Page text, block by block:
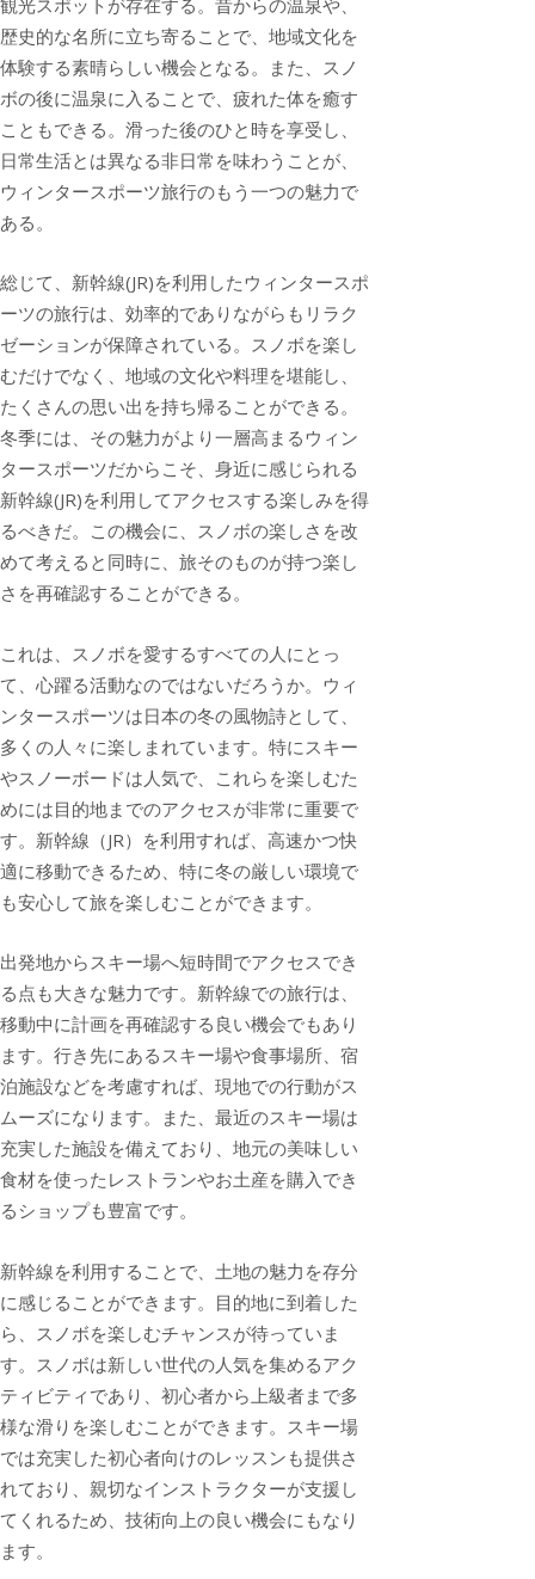
観光スポットが存在する。昔からの温泉や、
歴史的な名所に立ち寄ることで、地域文化を
体験する素晴らしい機会となる。また、スノ
ボの後に温泉に入ることで、疲れた体を癒す
こともできる。滑った後のひと時を享受し、
日常生活とは異なる非日常を味わうことが、
ウィンタースポーツ旅行のもう一つの魅力で
ある。
総じて、新幹線(JR)を利用したウィンタースポ
ーツの旅行は、効率的でありながらもリラク
ゼーションが保障されている。スノボを楽し
むだけでなく、地域の文化や料理を堪能し、
たくさんの思い出を持ち帰ることができる。
冬季には、その魅力がより一層高まるウィン
タースポーツだからこそ、身近に感じられる
新幹線(JR)を利用してアクセスする楽しみを得
るべきだ。この機会に、スノボの楽しさを改
めて考えると同時に、旅そのものが持つ楽し
さを再確認することができる。
これは、スノボを愛するすべての人にとっ
て、心躍る活動なのではないだろうか。ウィ
ンタースポーツは日本の冬の風物詩として、
多くの人々に楽しまれています。特にスキー
やスノーボードは人気で、これらを楽しむた
めには目的地までのアクセスが非常に重要で
す。新幹線（JR）を利用すれば、高速かつ快
適に移動できるため、特に冬の厳しい環境で
も安心して旅を楽しむことができます。
出発地からスキー場へ短時間でアクセスでき
る点も大きな魅力です。新幹線での旅行は、
移動中に計画を再確認する良い機会でもあり
ます。行き先にあるスキー場や食事場所、宿
泊施設などを考慮すれば、現地での行動がス
ムーズになります。また、最近のスキー場は
充実した施設を備えており、地元の美味しい
食材を使ったレストランやお土産を購入でき
るショップも豊富です。
新幹線を利用することで、土地の魅力を存分
に感じることができます。目的地に到着した
ら、スノボを楽しむチャンスが待っていま
す。スノボは新しい世代の人気を集めるアク
ティビティであり、初心者から上級者まで多
様な滑りを楽しむことができます。スキー場
では充実した初心者向けのレッスンも提供さ
れており、親切なインストラクターが支援し
てくれるため、技術向上の良い機会にもなり
ます。